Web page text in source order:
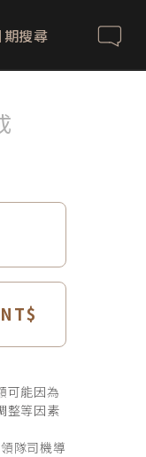
期搜尋
聯絡我
可能因為
整等因素
隊司機導